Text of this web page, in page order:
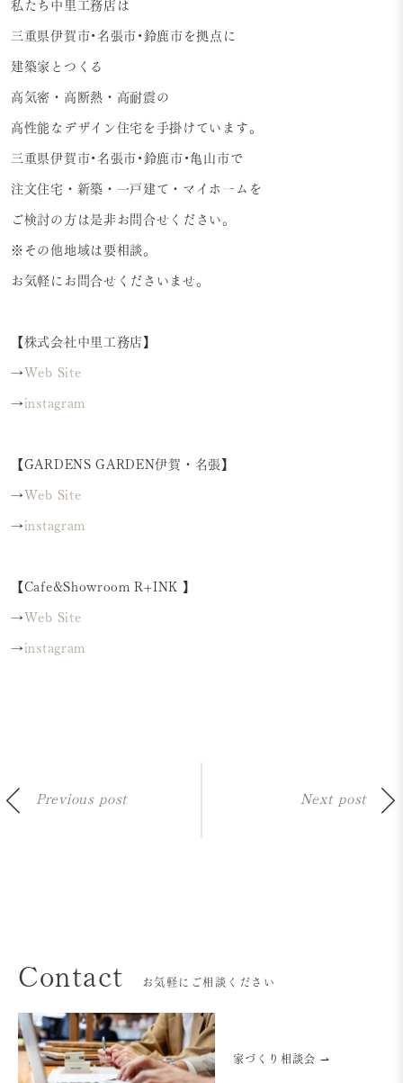
私たち中里工務店は
三重県伊賀市•名張市•鈴鹿市を拠点に
建築家とつくる
高気密・高断熱・高耐震の
高性能なデザイン住宅を手掛けています。
三重県伊賀市•名張市•鈴鹿市•亀山市で
注文住宅・新築・一戸建て・マイホームを
ご検討の方は是非お問合せください。
※その他地域は要相談。
お気軽にお問合せくださいませ。
【株式会社中里工務店】
→ Web Site
→ instagram
【GARDENS GARDEN伊賀・名張】
→ Web Site
→ instagram
【Cafe&Showroom R+INK 】
→ Web Site
→ instagram
Previous post Next post
Contact お気軽にご相談ください
家づくり相談会 ⇀